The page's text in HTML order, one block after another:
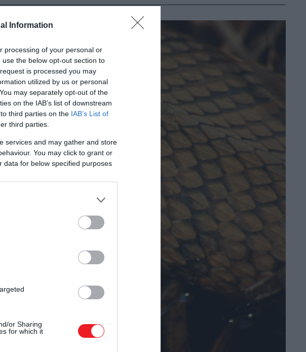
Information
processing of your personal or
the below opt-out section to
is processed you may
utilized by us or personal
may separately opt-out of the
on the IAB’s list of downstream
third parties on the IAB’s List of
third parties.
services and may gather and store
You may click to grant or
data for below specified purposes
or Sharing
for which it